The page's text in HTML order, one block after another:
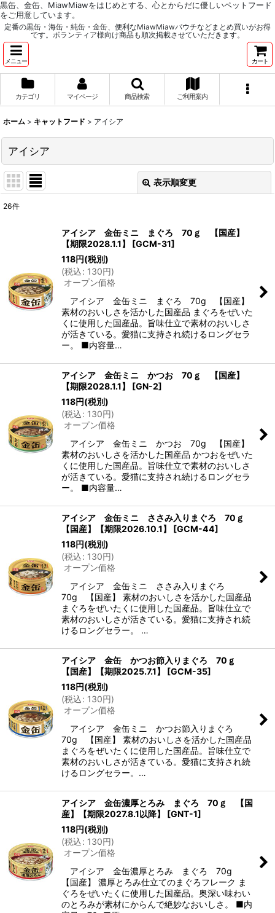
黒缶、金缶、MiawMiawをはじめとする、心とからだに優しいペットフード
をご用意しています。
定番の黒缶・海缶・純缶・金缶、便利なMiawMiawパウチなどまとめ買いがお得
です。ボランティア様向け商品も順次掲載させていただきます。
メニュー カート
カテゴリ マイページ 商品検索 ご利用案内
ホーム > キャットフード > アイシア
アイシア
表示順変更
26件
アイシア 金缶ミニ まぐろ 70ｇ 【国産】
【期限2028.1.1】
[GCM-31]
118円(税別)
(税込: 130円)
オープン価格
アイシア 金缶ミニ まぐろ 70g 【国産】
素材のおいしさを活かした国産品 まぐろをぜいた
くに使用した国産品。旨味仕立で素材のおいしさ
が活きている。愛猫に支持され続けるロングセラ
ー。 ■内容量…
アイシア 金缶ミニ かつお 70ｇ 【国産】
【期限2028.1.1】
[GN-2]
118円(税別)
(税込: 130円)
オープン価格
アイシア 金缶ミニ かつお 70g 【国産】
素材のおいしさを活かした国産品 かつおをぜいた
くに使用した国産品。旨味仕立で素材のおいしさ
が活きている。愛猫に支持され続けるロングセラ
ー。 ■内容量…
アイシア 金缶ミニ ささみ入りまぐろ 70ｇ
【国産】【期限2026.10.1】
[GCM-44]
118円(税別)
(税込: 130円)
オープン価格
アイシア 金缶ミニ ささみ入りまぐろ
70g 【国産】 素材のおいしさを活かした国産品
まぐろをぜいたくに使用した国産品。旨味仕立で
素材のおいしさが活きている。愛猫に支持され続
けるロングセラー。 …
アイシア 金缶 かつお節入りまぐろ 70ｇ
【国産】【期限2025.7.1】
[GCM-35]
118円(税別)
(税込: 130円)
オープン価格
アイシア 金缶ミニ かつお節入りまぐろ
70g 【国産】 素材のおいしさを活かした国産品
まぐろをぜいたくに使用した国産品。旨味仕立で
素材のおいしさが活きている。愛猫に支持され続
けるロングセラー。…
アイシア 金缶濃厚とろみ まぐろ 70ｇ 【国
産】【期限2027.8.1以降】
[GNT-1]
118円(税別)
(税込: 130円)
オープン価格
アイシア 金缶濃厚とろみ まぐろ 70g
【国産】 濃厚とろみ仕立てのまぐろフレーク ま
ぐろをぜいたくに使用した国産品。奥深い味わい
のとろみが素材にからんで絶妙なおいしさ。 ■内